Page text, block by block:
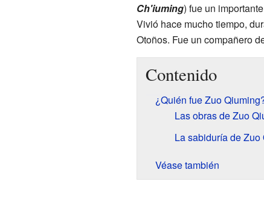
Ch'iuming) fue un
Vivió hace mucho tiempo,
Otoños. Fue un compañero
Contenido
¿Quién fue Zuo
Las obras de Zuo
La sabiduría de Zuo
Véase también